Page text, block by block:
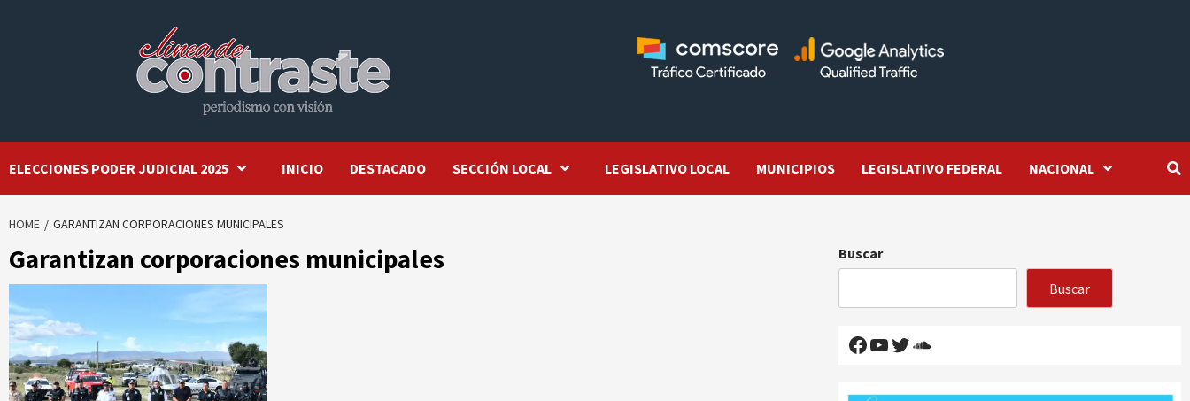
ELECCIONES PODER JUDICIAL 2025 INICIO DESTACADO SECCIÓN LOCAL LEGISLATIVO LOCAL MUNICIPIOS LEGISLATIVO FEDERAL NACIONAL
HOME GARANTIZAN CORPORACIONES MUNICIPALES
Garantizan corporaciones municipales
Buscar
Buscar
Facebook
YouTube
Twitter
SoundCloud